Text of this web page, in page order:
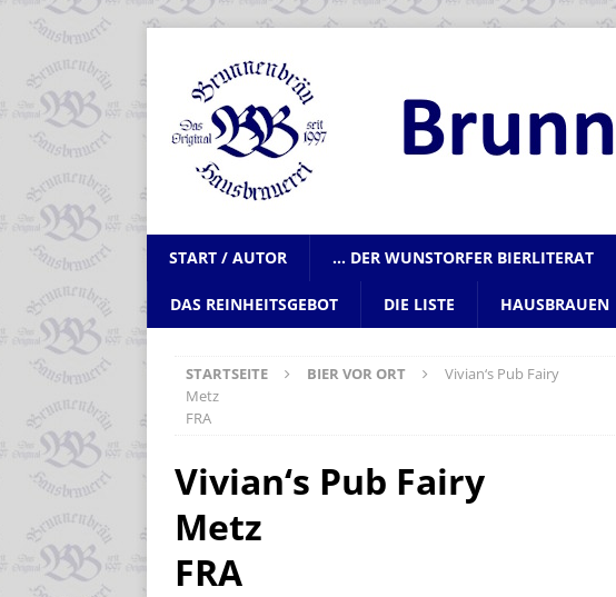
START / AUTOR … DER WUNSTORFER BIERLITERAT
DAS REINHEITSGEBOT DIE LISTE HAUSBRAUEN
STARTSEITE BIER VOR ORT
Vivian‘s Pub Fairy
Metz
FRA
Vivian‘s Pub Fairy
Metz
FRA